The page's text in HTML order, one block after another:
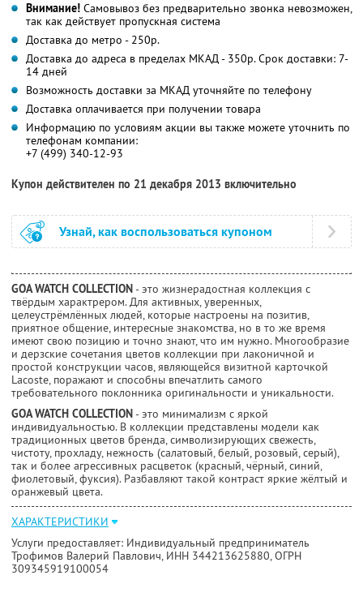
Внимание! Самовывоз без предварительно звонка невозможен,
так как действует пропускная система
Доставка до метро - 250р.
Доставка до адреса в пределах МКАД - 350р. Срок доставки: 7-
14 дней
Возможность доставки за МКАД уточняйте по телефону
Доставка оплачивается при получении товара
Информацию по условиям акции вы также можете уточнить по
телефонам компании:
+7 (499) 340-12-93
Купон действителен по 21 декабря 2013 включительно
Узнай, как воспользоваться купоном
GOA WATCH COLLECTION- это жизнерадостная коллекция с
твёрдым характрером. Для активных, уверенных,
целеустрёмлённых людей, которые настроены на позитив,
приятное общение, интересные знакомства, но в то же время
имеют свою позицию и точно знают, что им нужно. Многообразие
и дерзские сочетания цветов коллекции при лаконичной и
простой конструкции часов, являющейся визитной карточкой
Lacoste, поражают и способны впечатлить самого
требовательного поклонника оригинальности и уникальности.
GOA WATCH COLLECTION- это минимализм с яркой
индивидуальностью. В коллекции представлены модели как
традиционных цветов бренда, символизирующих свежесть,
чистоту, прохладу, нежность (салатовый, белый, розовый, серый),
так и более агрессивных расцветок (красный, чёрный, синий,
фиолетовый, фуксия). Разбавляют такой контраст яркие жёлтый и
оранжевый цвета.
ХАРАКТЕРИСТИКИ
Услуги предоставляет: Индивидуальный предприниматель
Трофимов Валерий Павлович, ИНН 344213625880, ОГРН
309345919100054